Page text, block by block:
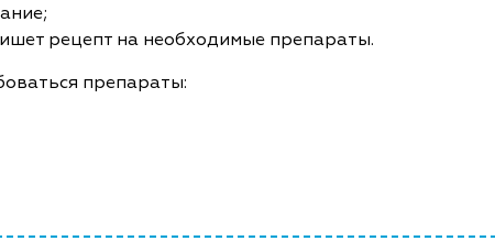
рецепт на необходимые препараты.
препараты: